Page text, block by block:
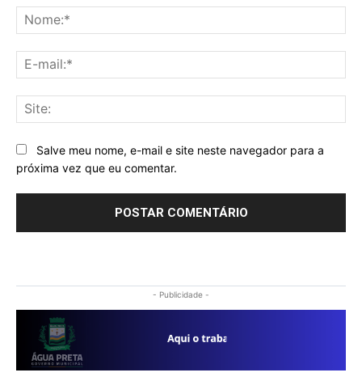
Salve meu nome, e-mail e site neste navegador para a
próxima vez que eu comentar.
- Publicidade -